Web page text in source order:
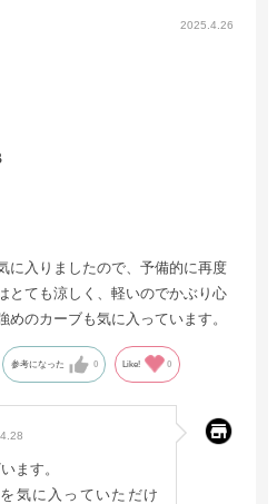
2025.4.26
に入りましたので、予備的に再度
とても涼しく、軽いのでかぶり心
のカーブも気に入っています。
参考になった 0 Like! 0
ます。
気に入っていただけ